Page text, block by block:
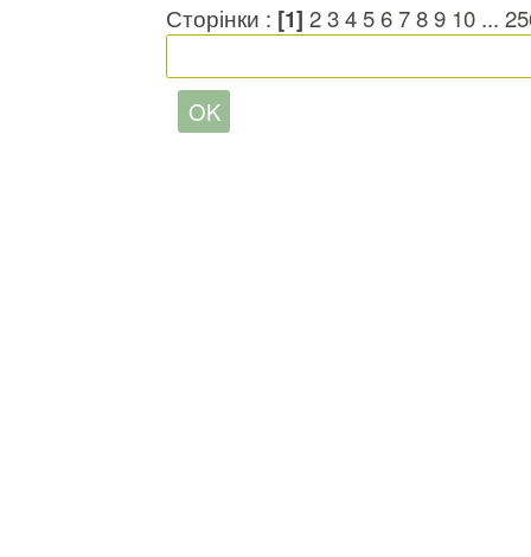
Сторінки : [1] 23456789 10 ...